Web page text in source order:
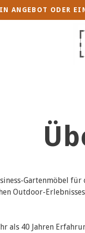
ANGEBOT ODER
Gartenmöbel
Outdoor-
als 40 Jahren